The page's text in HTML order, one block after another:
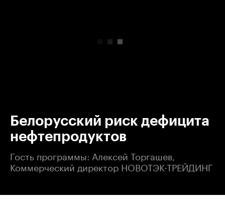
Белорусский риск дефицита
нефтепродуктов
Гость программы: Алексей Торгашев,
Коммерческий директор НОВОТЭК-ТРЕЙДИНГ